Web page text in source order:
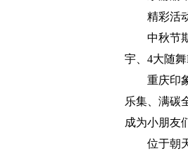
精彩活
中秋节
宇、4大随
重庆印
乐集、满碳
成为小朋友
位于朝